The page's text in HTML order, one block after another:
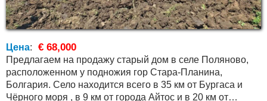
Цена: € 68,000
Предлагаем на продажу старый дом в селе Поляново,
расположенном у подножия гор Стара-Планина,
Болгария. Село находится всего в 35 км от Бургаса и
Чёрного моря , в 9 км от города Айтос и в 20 км от